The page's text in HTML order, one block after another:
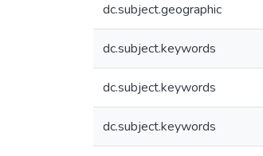
dc.subject.geographic
dc.subject.keywords
dc.subject.keywords
dc.subject.keywords